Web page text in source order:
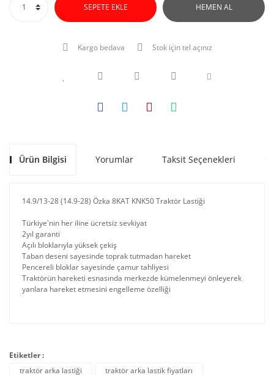
SEPETE EKLE HEMEN AL
Kargo bedava Stok için tel açınız
Ürün Bilgisi Yorumlar Taksit Seçenekleri
14.9/13-28 (14.9-28) Özka 8KAT KNK50 Traktör Lastiği
Türkiye'nin her iline ücretsiz sevkiyat
2yıl garanti
Açılı bloklarıyla yüksek çekiş
Taban deseni sayesinde toprak tutmadan hareket
Pencereli bloklar sayesinde çamur tahliyesi
Traktörün hareketi esnasında merkezde kümelenmeyi önleyerek
yanlara hareket etmesini engelleme özelliği
Etiketler :
traktör arka lastiği
traktör arka lastik fiyatları